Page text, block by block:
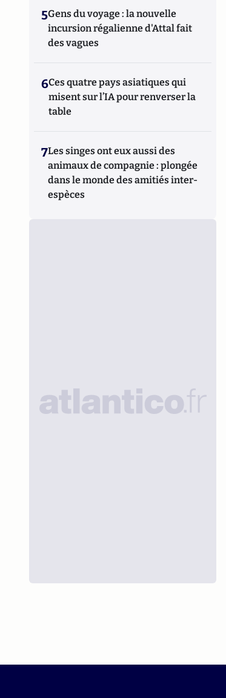
5Gens du voyage : la nouvelle
incursion régalienne d'Attal fait
des vagues
6Ces quatre pays asiatiques qui
misent sur l’IA pour renverser la
table
7Les singes ont eux aussi des
animaux de compagnie : plongée
dans le monde des amitiés inter-
espèces